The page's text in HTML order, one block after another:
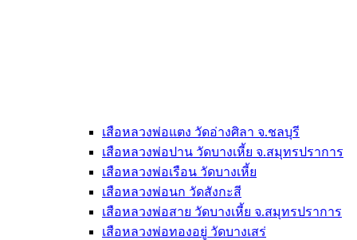
เสือหลวงพ่อแตง วัดอ่างศิลา จ.ชลบุรี
เสือหลวงพ่อปาน วัดบางเหี้ย จ.สมุทรปราการ
เสือหลวงพ่อเรือน วัดบางเหี้ย
เสือหลวงพ่อนก วัดสังกะสี
เสือหลวงพ่อสาย วัดบางเหี้ย จ.สมุทรปราการ
เสือหลวงพ่อทองอยู่ วัดบางเสร่